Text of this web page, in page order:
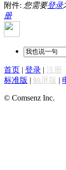
附件: 您需要登录
册
首页 | 登录 | 注册
标准版 | 触屏版 |
© Comsenz Inc.